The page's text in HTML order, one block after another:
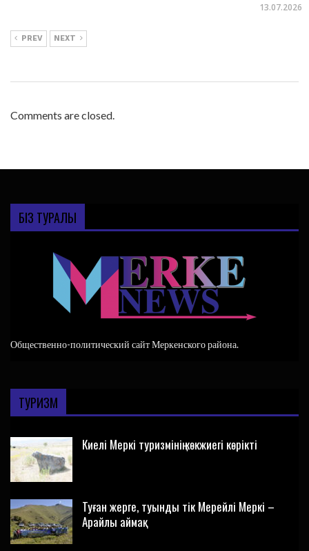
13.07.2026
PREV NEXT
Comments are closed.
БІЗ ТУРАЛЫ
Общественно-политический сайт Меркенского района.
ТУРИЗМ
Киелі Меркі туризмінің көкжиегі көрікті
Туған жерге, туынды тік Мерейлі Меркі –
Арайлы аймақ